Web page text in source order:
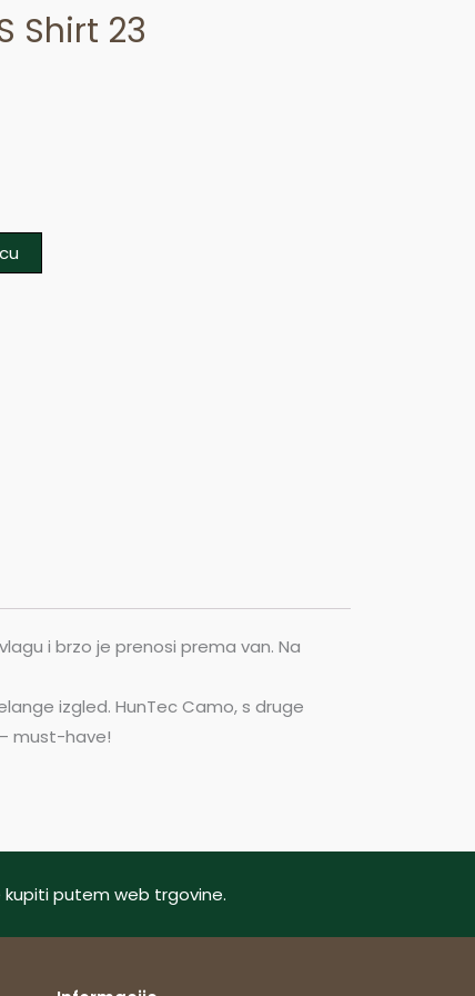
Shirt 23
i brzo je prenosi prema van. Na
izgled. HunTec Camo, s druge
must-have!
kupiti putem web trgovine.